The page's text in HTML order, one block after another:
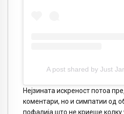
A post shared by Just
Нејзината искреност потоа
коментари, но и симпатии од
пофалија што не криеше